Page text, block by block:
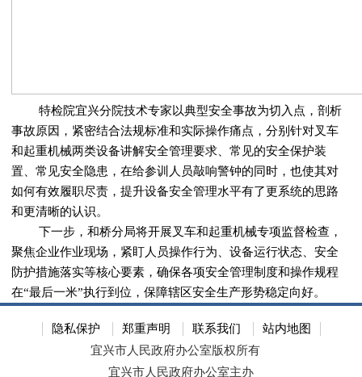
特检院宜兴分院技术专家以典型安全事故为切入点，剖析
事故原因，紧密结合法规标准和实际操作痛点，分别针对叉车
和起重机械两类设备讲解安全管理要求、常见的安全保护装
置、常见安全隐患，在给参训人员敲响警钟的同时，也使其对
如何有效履职尽责，提升设备安全管理水平有了更系统的思路
和更清晰的认识。
下一步，和桥分局将开展叉车和起重机械专项监督检查，
聚焦企业作业现场，紧盯人员操作行为、设备运行状态、安全
防护措施落实等核心要素，确保各项安全管理制度和操作规程
在“最后一米”执行到位，保障辖区安全生产形势稳定向好。
隐私保护 郑重声明 联系我们
站内地图
宜兴市人民政府办公室版权所有
宜兴市人民政府办公室主办